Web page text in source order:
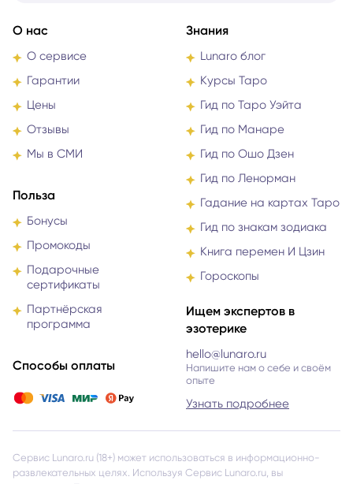
О нас
О сервисе
Гарантии
Цены
Отзывы
Мы в СМИ
Польза
Бонусы
Промокоды
Подарочные
сертификаты
Партнёрская
программа
Способы оплаты
Знания
Lunaro блог
Курсы Таро
Гид по Таро Уэйта
Гид по Манаре
Гид по Ошо Дзен
Гид по Ленорман
Гадание на картах Таро
Гид по знакам зодиака
Книга перемен И Цзин
Гороскопы
Ищем экспертов в
эзотерике
hello@lunaro.ru
Напишите нам о себе и своём
опыте
Узнать подробнее
Сервис Lunaro.ru (18+) может использоваться в информационно-
развлекательных целях. Используя Сервис Lunaro.ru, вы